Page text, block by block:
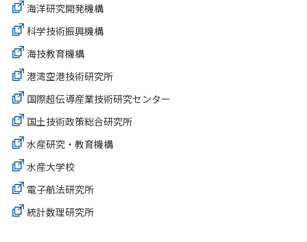
海洋研究開発機構
科学技術振興機構
海技教育機構
港湾空港技術研究所
国際超伝導産業技術研究センター
国土技術政策総合研究所
水産研究・教育機構
水産大学校
電子航法研究所
統計数理研究所